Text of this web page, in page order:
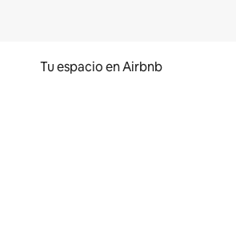
Tu espacio en Airbnb